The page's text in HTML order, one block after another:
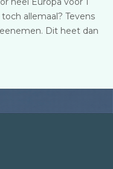
allemaal? Tevens
Dit heet dan